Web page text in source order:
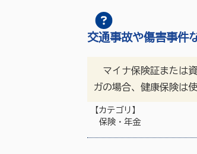
交通事故や傷害事件
マイナ保険証または
ガの場合、健康保険は
【カテゴリ】
保険・年金